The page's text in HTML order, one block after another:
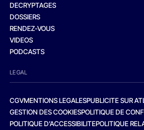
DECRYPTAGES
DOSSIERS
RENDEZ-VOUS
VIDEOS
PODCASTS
LEGAL
CGVMENTIONS LEGALESPUBLICITE SUR
GESTION DES COOKIESPOLITIQUE DE
POLITIQUE D’ACCESSIBILITEPOLITIQUE